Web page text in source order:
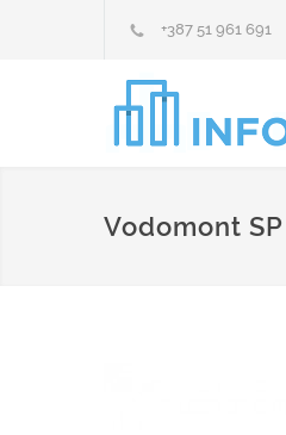
+387 51 961 691
Vodomont SP